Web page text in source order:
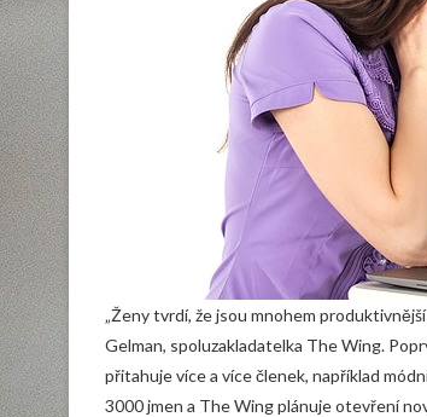
„Ženy tvrdí, že jsou mnohem
Gelman, spoluzakladatelka The Wing.
přitahuje více a více členek, například
3000 jmen a The Wing plánuje otevření